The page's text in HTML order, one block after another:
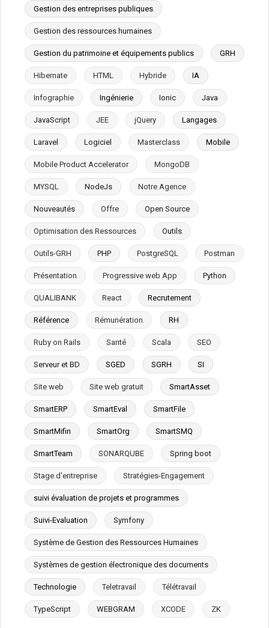
Gestion des entreprises publiques
Gestion des ressources humaines
Gestion du patrimoine et équipements publics GRH
Hibernate HTML Hybride IA
Infographie Ingénierie Ionic Java
JavaScript JEE jQuery Langages
Laravel Logiciel Masterclass Mobile
Mobile Product Accelerator MongoDB
MYSQL NodeJs Notre Agence
Nouveautés Offre Open Source
Optimisation des Ressources Outils
Outils-GRH PHP PostgreSQL Postman
Présentation Progressive web App Python
QUALIBANK React Recrutement
Référence Rémunération RH
Ruby on Rails Santé Scala SEO
Serveur et BD SGED SGRH SI
Site web Site web gratuit SmartAsset
SmartERP SmartEval SmartFile
SmartMifin SmartOrg SmartSMQ
SmartTeam SONARQUBE Spring boot
Stage d'entreprise Stratégies-Engagement
suivi évaluation de projets et programmes
Suivi-Evaluation Symfony
Système de Gestion des Ressources Humaines
Systèmes de gestion électronique des documents
Technologie Teletravail Télétravail
TypeScript WEBGRAM XCODE ZK